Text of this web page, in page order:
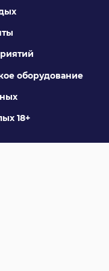
оборудование
18+